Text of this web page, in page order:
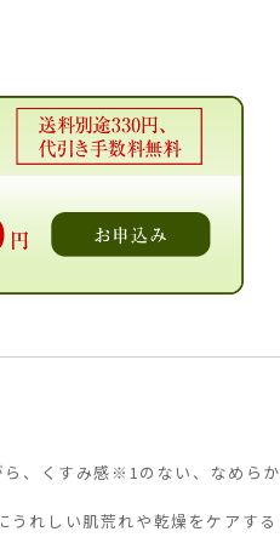
、くすみ感※1のない、なめらか
れしい肌荒れや乾燥をケアする